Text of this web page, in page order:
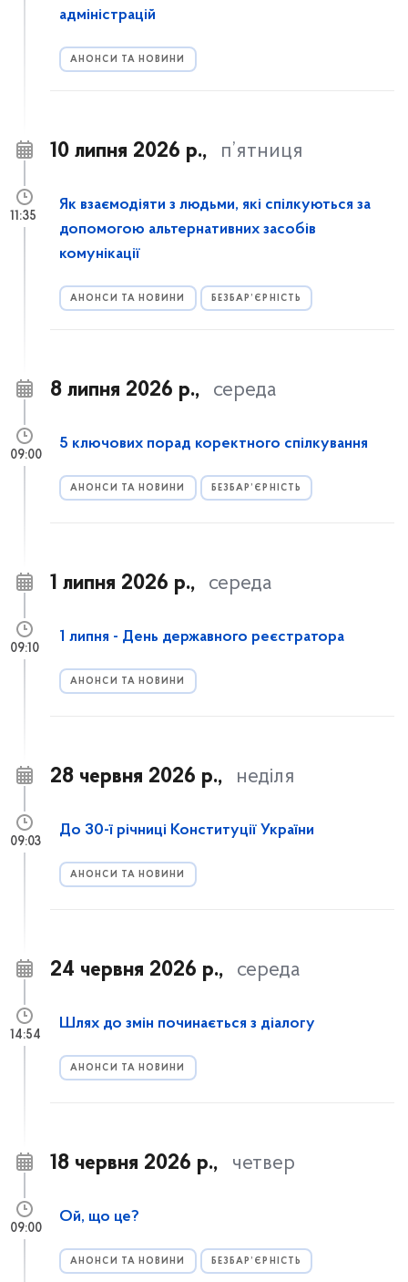
адміністрацій
АНОНСИ ТА НОВИНИ
10 липня 2026 р., п’ятниця
Як взаємодіяти з людьми, які спілкуються за
допомогою альтернативних засобів
комунікації
АНОНСИ ТА НОВИНИ БЕЗБАР’ЄРНІСТЬ
11:35
8 липня 2026 р., середа
5 ключових порад коректного спілкування
АНОНСИ ТА НОВИНИ БЕЗБАР’ЄРНІСТЬ
09:00
1 липня 2026 р., середа
1 липня - День державного реєстратора
АНОНСИ ТА НОВИНИ
09:10
28 червня 2026 р., неділя
До 30-ї річниці Конституції України
АНОНСИ ТА НОВИНИ
09:03
24 червня 2026 р., середа
Шлях до змін починається з діалогу
АНОНСИ ТА НОВИНИ
14:54
18 червня 2026 р., четвер
Ой, що це?
АНОНСИ ТА НОВИНИ БЕЗБАР’ЄРНІСТЬ
09:00